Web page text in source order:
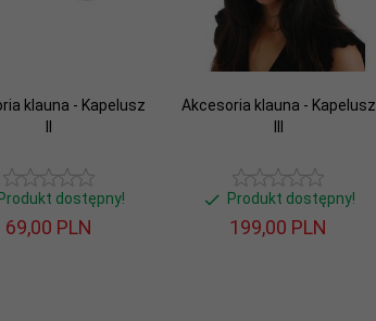
klauna - Kapelusz
II
dostępny!
69,00 PLN
Akcesoria klauna - Kapelusz
III
Produkt dostępny!
199,00 PLN